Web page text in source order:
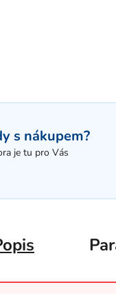
s nákupem?
je tu pro Vás